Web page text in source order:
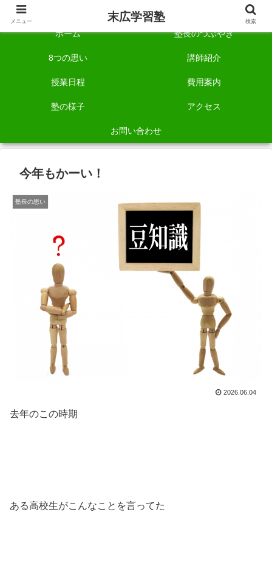
自称「一宮でいちばん塾で勉強させる塾」です。
ホーム 塾長のつぶやき
8つの思い 講師紹介
授業日程 費用案内
塾の様子 アクセス
お問い合わせ
今年もかーい！
塾長の思い
2026.06.04
去年のこの時期
ある高校生がこんなことを言ってた
メニュー 末広学習塾 検索